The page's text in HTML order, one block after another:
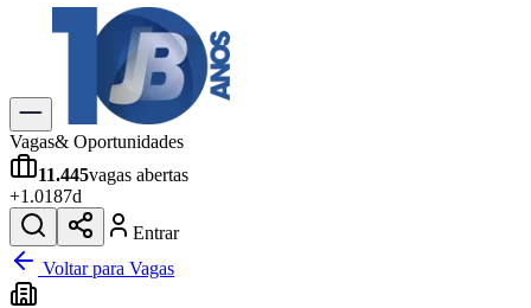
Explore Tudo
Últimas Notícias
Previsão do Tempo
Trânsito e Rotas
Dia a Dia & Lazer
Gastronomia
Cinema & Shows
Jogos
Novo
Para Sua Empresa
Vagas& Oportunidades
11.445vagas abertas
+1.0187d
Entrar
Voltar para Vagas